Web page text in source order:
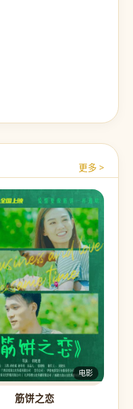
更多 >
电影
筋饼之恋